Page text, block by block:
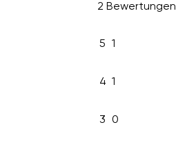
2 Bewertungen
5 1
4 1
3 0